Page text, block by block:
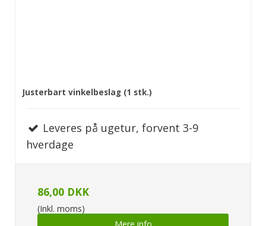
Justerbart vinkelbeslag (1 stk.)
Leveres på ugetur, forvent 3-9
hverdage
86,00 DKK
(Inkl. moms)